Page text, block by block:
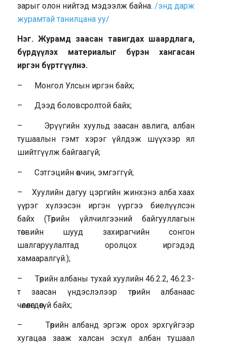
зарыг олон нийтэд мэдээлж байна. /энд дарж
журамтай танилцана уу/
Нэг. Журамд заасан тавигдах шаардлага,
бүрдүүлэх материалыг бүрэн хангасан
иргэн бүртгүүлнэ.
– Монгол Улсын иргэн байх;
– Дээд боловсролтой байх;
– Эрүүгийн хуульд заасан авлига, албан
тушаалын гэмт хэрэг үйлдэж шүүхээр ял
шийтгүүлж байгаагүй;
– Сэтгэцийн өвчин, эмгэггүй;
– Хуулийн дагуу цэргийн жинхэнэ алба хаах
үүрэг хүлээсэн иргэн үүргээ биелүүлсэн
байх (Төрийн үйлчилгээний байгууллагын
төсвийн шууд захирагчийн сонгон
шалгаруулалтад оролцох иргэдэд
хамааралгүй.);
– Төрийн албаны тухай хуулийн 46.2.2, 46.2.3-
т заасан үндэслэлээр төрийн албанаас
чөлөөлөгдөөгүй байх;
– Төрийн албанд эргэж орох эрхгүйгээр
хугацаа зааж халсан эсхүл албан тушаал